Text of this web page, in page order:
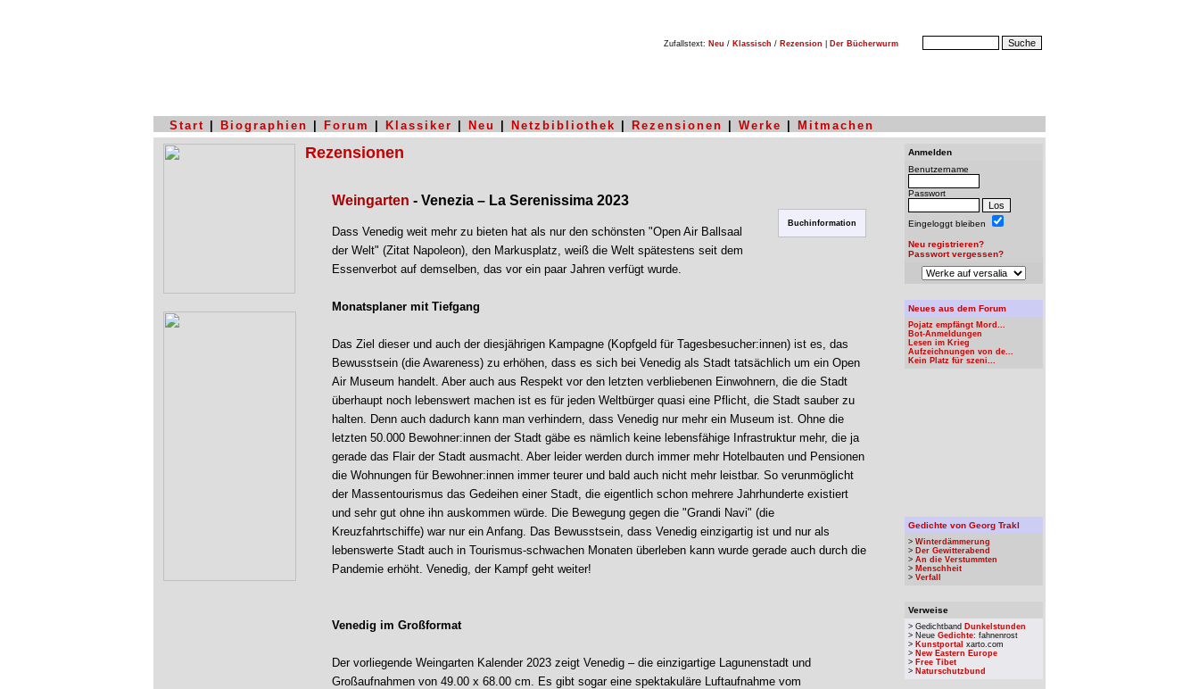
Zufallstext: Neu / Klassisch / Rezension Der Bücherwurm
Start Biographien Forum Klassiker Neu Netzbibliothek Rezensionen Werke Mitmachen
Rezensionen
Weingarten - Venezia – La Serenissima 2023
Buchinformation
Dass Venedig weit mehr zu bieten hat als nur den schönsten "Open Air Ballsaal
der Welt" (Zitat Napoleon), den Markusplatz, weiß die Welt spätestens seit dem
Essenverbot auf demselben, das vor ein paar Jahren verfügt wurde.
Monatsplaner mit Tiefgang
Das Ziel dieser und auch der diesjährigen Kampagne (Kopfgeld für Tagesbesucher:innen) ist es, das
Bewusstsein (die Awareness) zu erhöhen, dass es sich bei Venedig als Stadt tatsächlich um ein Open
Air Museum handelt. Aber auch aus Respekt vor den letzten verbliebenen Einwohnern, die die Stadt
überhaupt noch lebenswert machen ist es für jeden Weltbürger quasi eine Pflicht, die Stadt sauber zu
halten. Denn auch dadurch kann man verhindern, dass Venedig nur mehr ein Museum ist. Ohne die
letzten 50.000 Bewohner:innen der Stadt gäbe es nämlich keine lebensfähige Infrastruktur mehr, die ja
gerade das Flair der Stadt ausmacht. Aber leider werden durch immer mehr Hotelbauten und Pensionen
die Wohnungen für Bewohner:innen immer teurer und bald auch nicht mehr leistbar. So verunmöglicht
der Massentourismus das Gedeihen einer Stadt, die eigentlich schon mehrere Jahrhunderte existiert
und sehr gut ohne ihn auskommen würde. Die Bewegung gegen die "Grandi Navi" (die
Kreuzfahrtschiffe) war nur ein Anfang. Das Bewusstsein, dass Venedig einzigartig ist und nur als
lebenswerte Stadt auch in Tourismus-schwachen Monaten überleben kann wurde gerade auch durch die
Pandemie erhöht. Venedig, der Kampf geht weiter!
Venedig im Großformat
Der vorliegende Weingarten Kalender 2023 zeigt Venedig – die einzigartige Lagunenstadt und
Großaufnahmen von 49.00 x 68.00 cm. Es gibt sogar eine spektakuläre Luftaufnahme vom
Anmelden
Benutzername
Passwort
Eingeloggt bleiben
Neu registrieren?
Passwort vergessen?
Neues aus dem Forum
Pojatz empfängt Mord...
Bot-Anmeldungen
Lesen im Krieg
Aufzeichnungen von de...
Kein Platz für szeni...
Gedichte von Georg Trakl
> Winterdämmerung
> Der Gewitterabend
> An die Verstummten
> Menschheit
> Verfall
Verweise
> Gedichtband Dunkelstunden
> Neue Gedichte: fahnenrost
> Kunstportal xarto.com
> New Eastern Europe
> Free Tibet
> Naturschutzbund